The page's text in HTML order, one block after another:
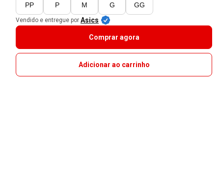
PP P M G GG
Vendido e entregue por Asics
Comprar agora
Adicionar ao carrinho